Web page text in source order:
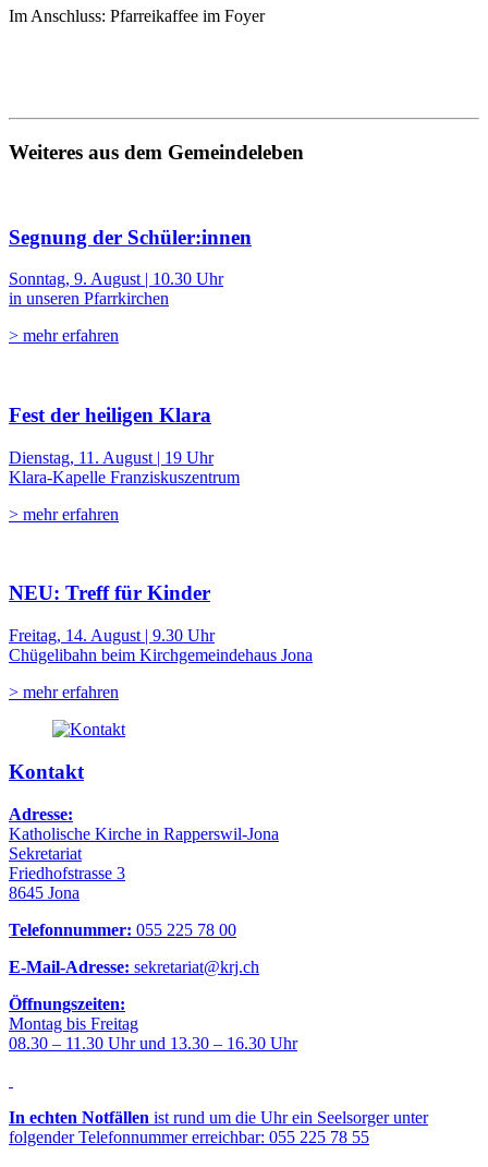
Im Anschluss: Pfarreikaffee im Foyer
Weiteres aus dem Gemeindeleben
Segnung der Schüler:innen
Sonntag, 9. August | 10.30 Uhr
in unseren Pfarrkirchen
> mehr erfahren
Fest der heiligen Klara
Dienstag, 11. August | 19 Uhr
Klara-Kapelle Franziskuszentrum
> mehr erfahren
NEU: Treff für Kinder
Freitag, 14. August | 9.30 Uhr
Chügelibahn beim Kirchgemeindehaus Jona
> mehr erfahren
Kontakt
Adresse:
Katholische Kirche in Rapperswil-Jona
Sekretariat
Friedhofstrasse 3
8645 Jona
Telefonnummer: 055 225 78 00
E-Mail-Adresse: sekretariat@krj.ch
Öffnungszeiten:
Montag bis Freitag
08.30 – 11.30 Uhr und 13.30 – 16.30 Uhr
In echten Notfällen ist rund um die Uhr ein Seelsorger unter
folgender Telefonnummer erreichbar: 055 225 78 55